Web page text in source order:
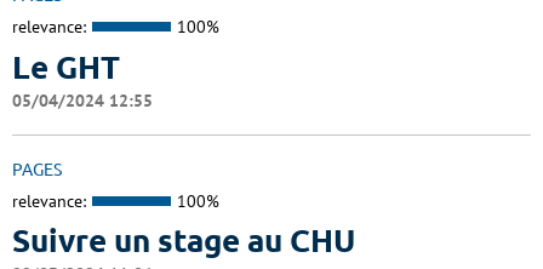
relevance: 100%
Le GHT
05/04/2024 12:55
PAGES
relevance: 100%
Suivre un stage au CHU